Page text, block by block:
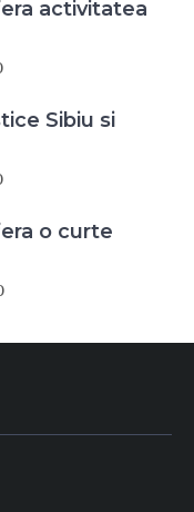
activitatea
Sibiu si
o curte